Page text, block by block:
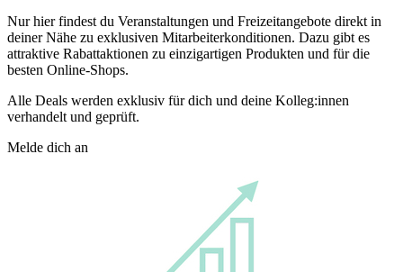
Nur hier findest du Veranstaltungen und Freizeitangebote direkt in
deiner Nähe zu exklusiven Mitarbeiterkonditionen. Dazu gibt es
attraktive Rabattaktionen zu einzigartigen Produkten und für die
besten Online-Shops.
Alle Deals werden exklusiv für dich und deine Kolleg:innen
verhandelt und geprüft.
Melde dich an